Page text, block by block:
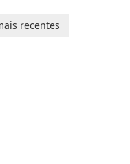
to help you
recentes